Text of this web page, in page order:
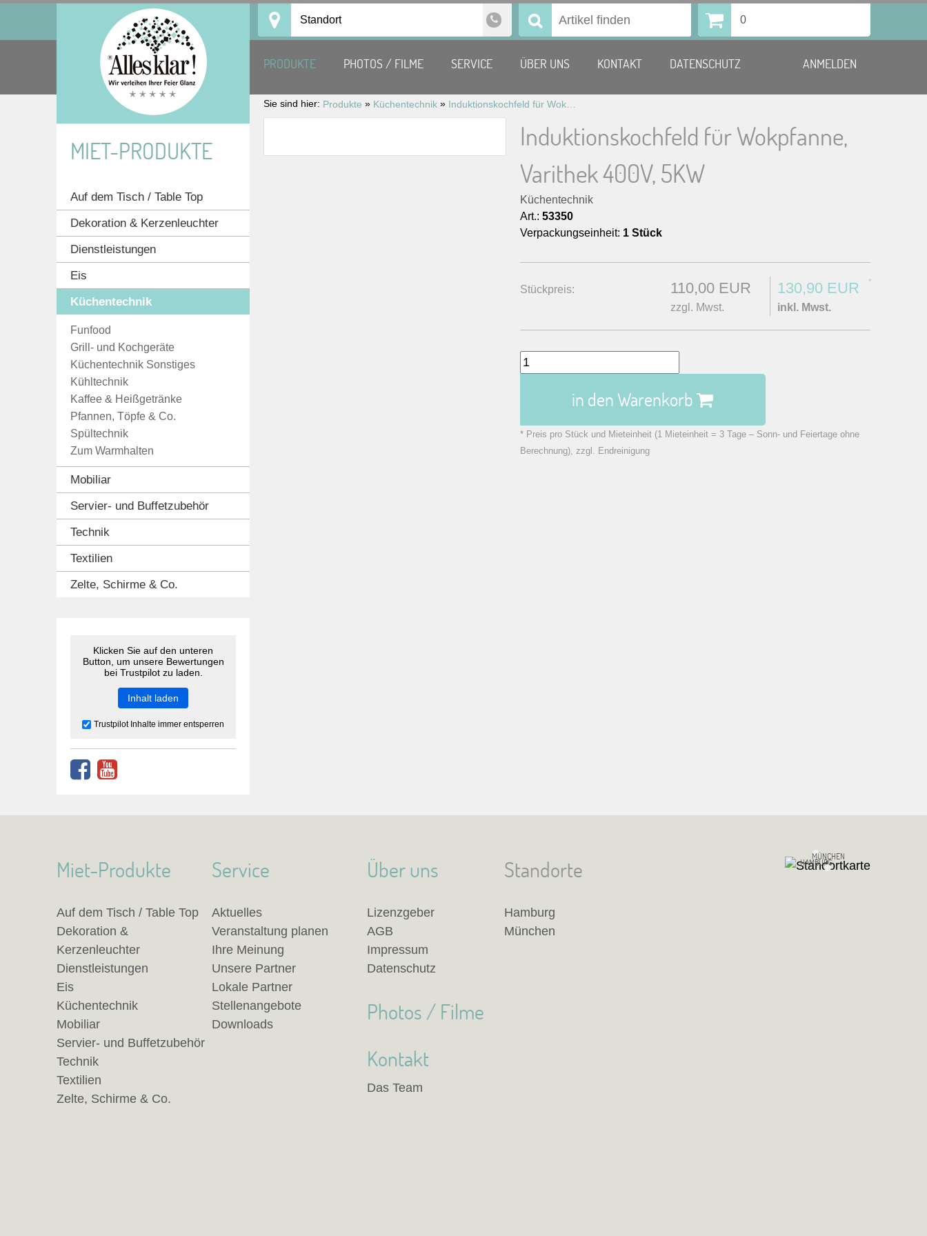
Standort Suchen 0
PRODUKTE PHOTOS / FILME SERVICE ÜBER UNS KONTAKT DATENSCHUTZ ANMELDEN
Sie sind hier: Produkte » Küchentechnik »
Induktionskochfeld für Wokpfanne,
Varithek 400V, 5KW
Küchentechnik
Art.: 53350
Verpackungseinheit: 1 Stück
Stückpreis: 110,00 EUR
zzgl. Mwst.
130,90 EUR *
inkl. Mwst.
in den Warenkorb
* Preis pro Stück und Mieteinheit (1 Mieteinheit = 3 Tage – Sonn- und Feiertage ohne
Berechnung), zzgl. Endreinigung
MIET-PRODUKTE
Auf dem Tisch / Table Top
Dekoration & Kerzenleuchter
Dienstleistungen
Eis
Küchentechnik
Funfood
Grill- und Kochgeräte
Küchentechnik Sonstiges
Kühltechnik
Kaffee & Heißgetränke
Pfannen, Töpfe & Co.
Spültechnik
Zum Warmhalten
Mobiliar
Servier- und Buffetzubehör
Technik
Textilien
Zelte, Schirme & Co.
Klicken Sie auf den unteren
Button, um unsere Bewertungen
bei Trustpilot zu laden.
Inhalt laden
Trustpilot Inhalte immer entsperren
Standorte
Hamburg
München
HAMBURG
MÜNCHEN
Miet-Produkte
Auf dem Tisch / Table Top
Dekoration &
Kerzenleuchter
Dienstleistungen
Eis
Küchentechnik
Mobiliar
Servier- und Buffetzubehör
Technik
Textilien
Zelte, Schirme & Co.
Service
Aktuelles
Veranstaltung planen
Ihre Meinung
Unsere Partner
Lokale Partner
Stellenangebote
Downloads
Über uns
Lizenzgeber
AGB
Impressum
Datenschutz
Photos / Filme
Kontakt
Das Team